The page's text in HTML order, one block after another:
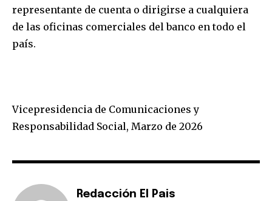
representante de cuenta o dirigirse a cualquiera
de las oficinas comerciales del banco en todo el
país.
Vicepresidencia de Comunicaciones y
Responsabilidad Social, Marzo de 2026
Redacción El Pais